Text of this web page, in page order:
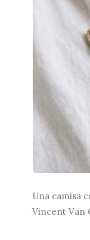
Una camisa
Vincent Van